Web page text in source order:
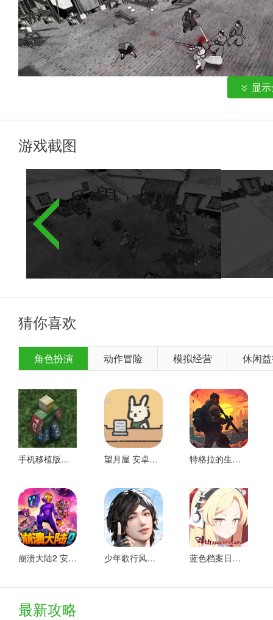
1. 实时战斗系统：采用实时战斗机制，玩家可以通过准确的
术世界中的剑影。
2. 独特的物理移动系统：创新性地引入了基于物理的角色移
算得到的，使战斗更加真实和替代。
3. 丰富的情节和挑战：内置丰富的情节任务和挑战水平，从
力量，逐一克服。
4. 各种武器和动作：游戏提供剑、刀、棍子等武器供玩家选
满足玩家的个性化需求。
弘扬中国传统文化，将水墨风格与武术动作玩法完美结合，带
多样化的玩法，既有单挑对战，也有一对多的混战，感受不同
斜角俯视的视角，不仅可以纵观整个图片的情况，还可以看到
显
游戏截图
猜你喜欢
角色扮演 动作冒险 模拟经营 休闲
手机移植版未转换 安卓版 望月屋 安卓下载 特格拉的生存技术和施工 好玩的
崩溃大陆2 安卓下载 少年歌行风花雪月 安卓版 蓝色档案日服 安卓版
最新攻略